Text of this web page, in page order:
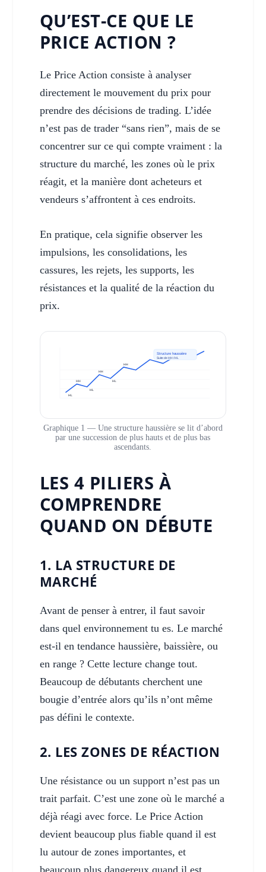
QU’EST-CE QUE LE
PRICE ACTION ?
Le Price Action consiste à analyser
directement le mouvement du prix pour
prendre des décisions de trading. L’idée
n’est pas de trader “sans rien”, mais de se
concentrer sur ce qui compte vraiment : la
structure du marché, les zones où le prix
réagit, et la manière dont acheteurs et
vendeurs s’affrontent à ces endroits.
En pratique, cela signifie observer les
impulsions, les consolidations, les
cassures, les rejets, les supports, les
résistances et la qualité de la réaction du
prix.
HL
HH
HL
HH
HL
HH
Structure haussière
Suite de HH / HL
Graphique 1 — Une structure haussière se lit d’abord
par une succession de plus hauts et de plus bas
ascendants.
LES 4 PILIERS À
COMPRENDRE
QUAND ON DÉBUTE
1. LA STRUCTURE DE
MARCHÉ
Avant de penser à entrer, il faut savoir
dans quel environnement tu es. Le marché
est-il en tendance haussière, baissière, ou
en range ? Cette lecture change tout.
Beaucoup de débutants cherchent une
bougie d’entrée alors qu’ils n’ont même
pas défini le contexte.
2. LES ZONES DE RÉACTION
Une résistance ou un support n’est pas un
trait parfait. C’est une zone où le marché a
déjà réagi avec force. Le Price Action
devient beaucoup plus fiable quand il est
lu autour de zones importantes, et